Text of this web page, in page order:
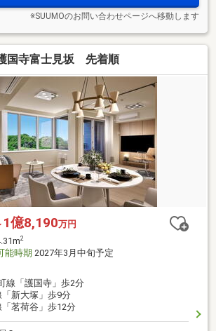
※SUUMOのお問い合わせページへ移動します
国寺富士見坂 先着順
1億8,190万円
2
能時期 2027年3月中旬予定
線「護国寺」歩2分
新大塚」歩9分
茗荷谷」歩12分